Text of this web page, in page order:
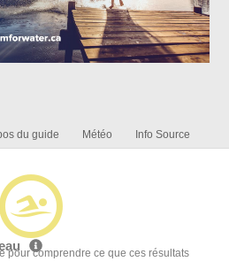
du guide Météo Info Source
pour comprendre ce que ces résultats